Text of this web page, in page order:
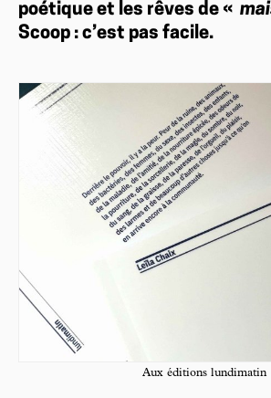
poétique et les rêves de «
Scoop : c’est pas facile.
Aux éditions lundimatin